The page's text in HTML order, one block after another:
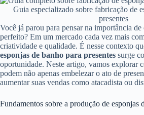
Guia especializado sobre fabricação de
presentes
Você já parou para pensar na importância de
perfeito? Em um mercado cada vez mais
criatividade e qualidade. É nesse contexto
esponjas de banho para presentes surge
oportunidade. Neste artigo, vamos explorar
podem não apenas embelezar o ato de
aumentar suas vendas como atacadista ou
Fundamentos sobre a produção de esponjas